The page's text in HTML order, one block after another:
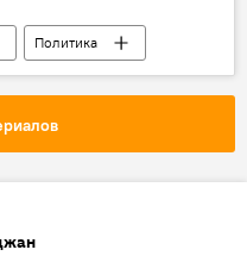
Политика
дел РФ